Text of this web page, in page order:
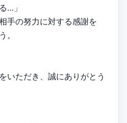
…」
手の努力に対する感謝を
。
いただき、誠にありがとう